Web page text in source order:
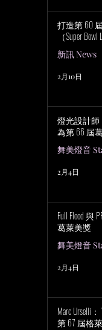
打造第 60
（Super
新訊 News
2月10日
燈光設計師
為第 66 屆
舞美燈音
2月4日
Full Flood 與
葛萊美獎
舞美燈音
2月4日
Marc Urselli
第 67 屆格